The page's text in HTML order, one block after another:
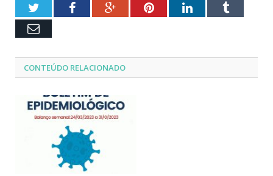
TwitterFacebookGoogle+PinterestLinkedInTumblr
Email
CONTEÚDO RELACIONADO